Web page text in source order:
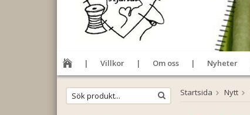
Villkor
Om oss Nyheter
Startsida Nytt